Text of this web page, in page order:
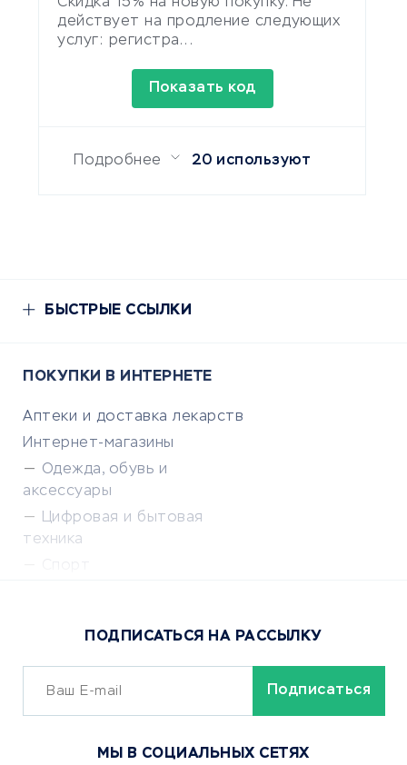
действует на продление следующих
услуг: регистра...
Показать код
Подробнее 20 используют
БЫСТРЫЕ ССЫЛКИ
ПОКУПКИ В ИНТЕРНЕТЕ
Аптеки и доставка лекарств
Интернет-магазины
Одежда, обувь и
аксессуары
Цифровая и бытовая
техника
Сервисы доставки
ОБУЧЕНИЕ И РАБОТА
ПОДПИСАТЬСЯ НА РАССЫЛКУ
МЫ В СОЦИАЛЬНЫХ СЕТЯХ